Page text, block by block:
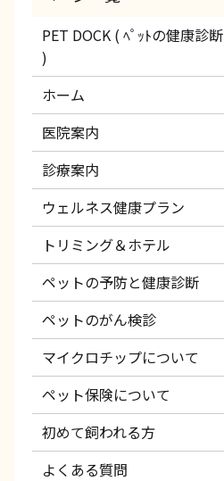
PET DOCK ( ﾍﾟｯﾄの健康診断
)
ホーム
医院案内
診療案内
ウェルネス健康プラン
トリミング＆ホテル
ペットの予防と健康診断
ペットのがん検診
マイクロチップについて
ペット保険について
初めて飼われる方
よくある質問